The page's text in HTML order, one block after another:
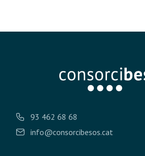
93 462 68 68
info@consorcibesos.cat